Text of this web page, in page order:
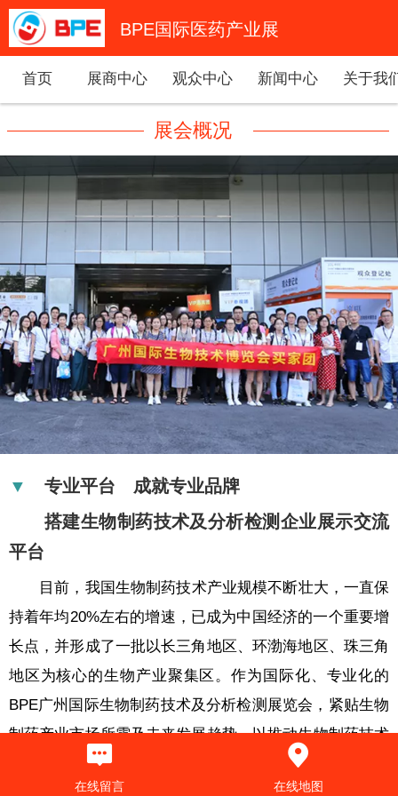
BPE国际医药产业展
首页 展商中心 观众中心 新闻中心 关于我
展会概况
▼ 专业平台 成就专业品牌
搭建生物制药技术及分析检测企业展示交流
平台
目前，我国生物制药技术产业规模不断壮大，一直保
持着年均20%左右的增速，已成为中国经济的一个重要增
长点，并形成了一批以长三角地区、环渤海地区、珠三角
地区为核心的生物产业聚集区。作为国际化、专业化的
BPE广州国际生物制药技术及分析检测展览会，紧贴生物
制药产业市场所需及未来发展趋势，以推动生物制药技术
在各领域的高效应用、技术创新、产业链协同发展为核
在线留言 在线地图